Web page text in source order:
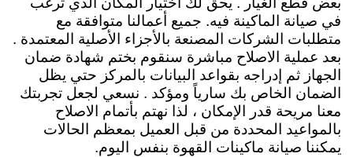
في صيانة الماكينة فيه. جميع أعمالنا متوافقة مع
متطلبات الشركات المصنعة بالأجزاء الأصلية المعتمدة .
بعد عملية الاصلاح مباشرة سنقوم بختم شهادة ضمان
الجهاز ثم إدراجه بقواعد البيانات بالمركز حتي يظل
الضمان الخاص بك سارياً ومؤكد . نسعي لجعل تجربتك
معنا مريحة قدر الإمكان ، لذا نهتم بأتمام الاصلاح
بالمواعيد المحددة من قبل العميل بمعظم الحالات
يمكننا صيانة ماكينات القهوة بنفس اليوم.